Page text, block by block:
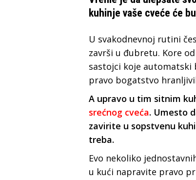
kuhinje vaše cveće će
U svakodnevnoj rutini
završi u đubretu. Kore
sastojci koje automatski
pravo bogatstvo
A upravo u tim sitnim
srećnog cveća. Umesto
zavirite u sopstvenu
treba.
Evo nekoliko
u kući napravite pravo